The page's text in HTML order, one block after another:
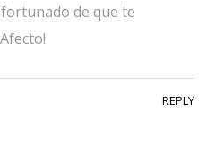
de que te
REPLY